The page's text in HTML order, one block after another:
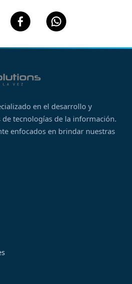
en el desarrollo y
de tecnologías de la información.
enfocados en brindar nuestras